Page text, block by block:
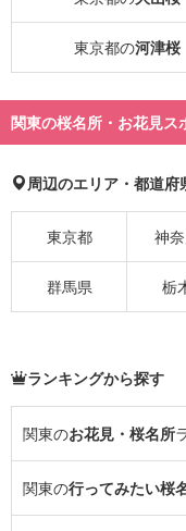
東京都の河津桜
関東の桜名所・お花見ス
周辺のエリア・都道府
東京都 神
群馬県 栃
ランキングから探す
関東のお花見・桜名所
関東の行ってみたい桜